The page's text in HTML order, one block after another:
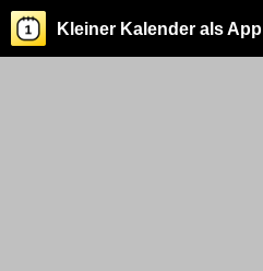
Kleiner Kalender als App